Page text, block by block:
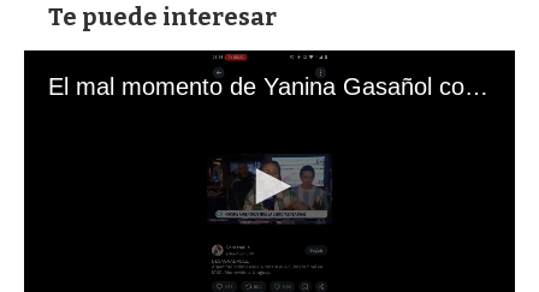
Te puede interesar
El mal momento de Yanina Gasañol con un hincha argentino en "Subrayado"